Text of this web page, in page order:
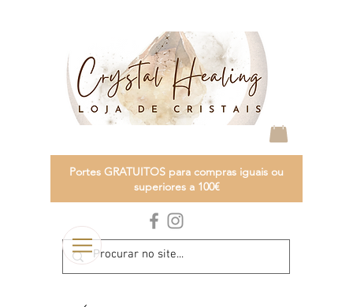
Portes GRATUITOS para compras iguais ou
superiores a 100€